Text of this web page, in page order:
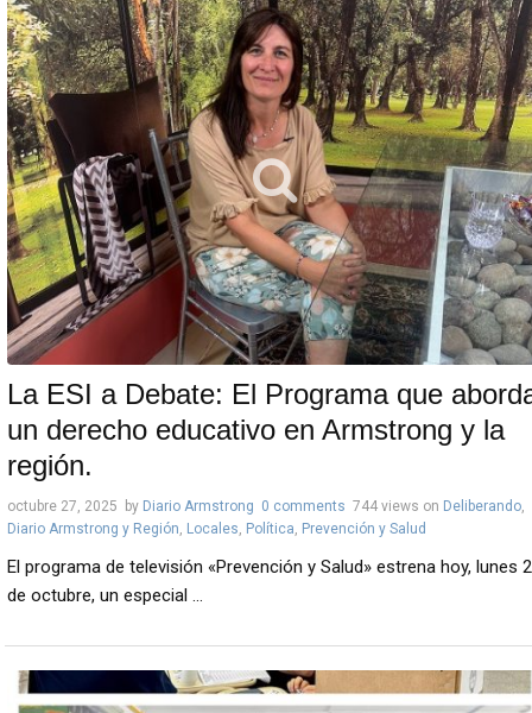
La ESI a Debate: El Programa que
un derecho educativo en Armstrong y la
región.
octubre 27, 2025 by Diario Armstrong 0 comments 744 views on Deliberando,
Diario Armstrong y Región, Locales, Política, Prevención y Salud
El programa de televisión «Prevención y Salud» estrena hoy, lunes
de octubre, un especial ...